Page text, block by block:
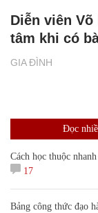
GIA ĐÌNH
Diễn viên
tâm khi có
Đọc
Cách học thuộc
17
Bảng công thức đạo